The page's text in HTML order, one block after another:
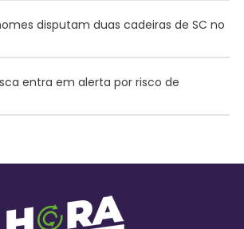
disputam duas cadeiras de SC no
entra em alerta por risco de